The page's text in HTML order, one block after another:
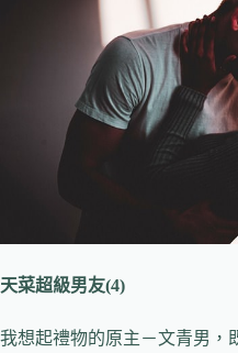
天菜超級男友(4)
我想起禮物的原主－文青男，